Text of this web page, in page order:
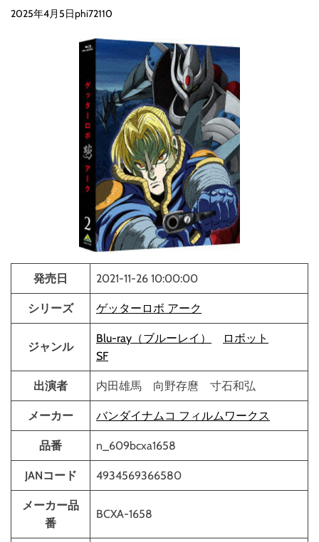
2025年4月5日phi72110
発売日 2021-11-26 10:00:00
シリーズ ゲッターロボ アーク
ジャンル
Blu-ray（ブルーレイ）
ロボット
SF
出演者 内田雄馬 向野存麿 寸石和弘
メーカー バンダイナムコ フィルムワークス
品番 n_609bcxa1658
JANコード 4934569366580
メーカー品
番
BCXA-1658